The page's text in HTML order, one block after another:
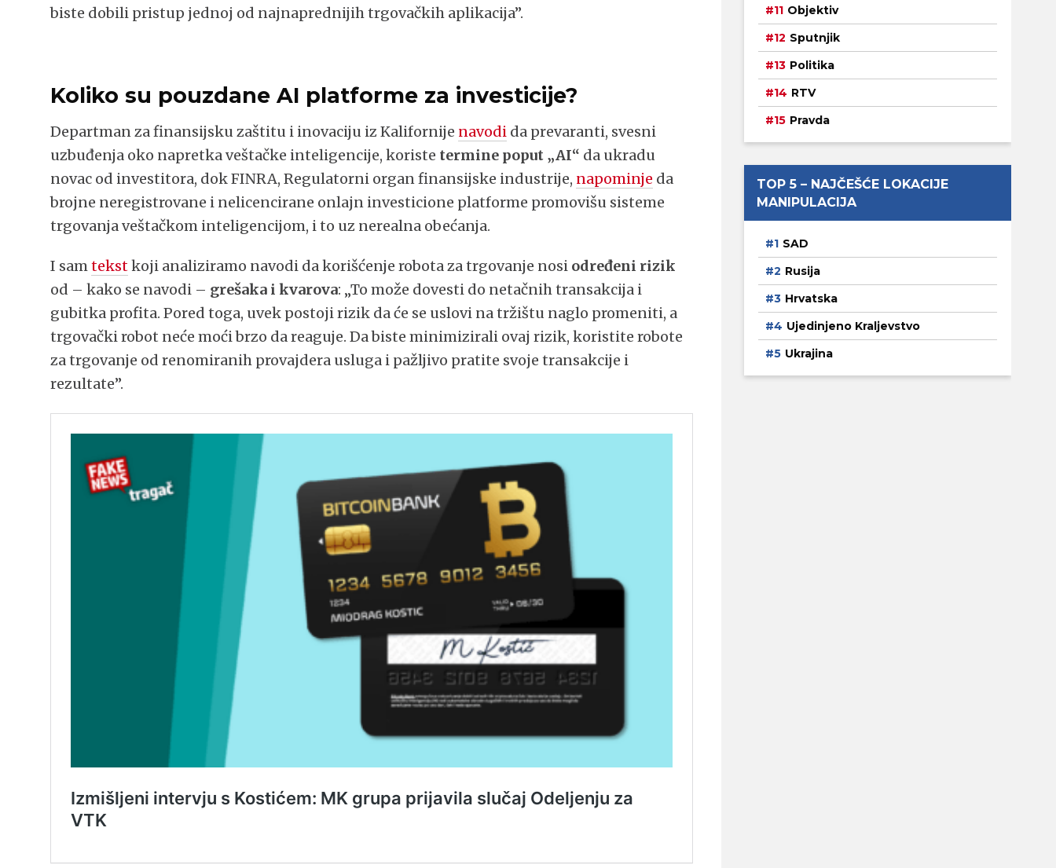
biste dobili pristup jednoj od najnaprednijih trgovačkih aplikacija”.
Koliko su pouzdane AI platforme za investicije?
Departman za finansijsku zaštitu i inovaciju iz Kalifornije navodi da prevaranti, svesni
uzbuđenja oko napretka veštačke inteligencije, koriste termine poput „AI“ da ukradu
novac od investitora, dok FINRA, Regulatorni organ finansijske industrije, napominje da
brojne neregistrovane i nelicencirane onlajn investicione platforme promovišu sisteme
trgovanja veštačkom inteligencijom, i to uz nerealna obećanja.
I samtekstkoji analiziramo navodi da korišćenje robota za trgovanje nosi određeni rizik
od – kako se navodi – grešaka i kvarova: „To može dovesti do netačnih transakcija i
gubitka profita. Pored toga, uvek postoji rizik da će se uslovi na tržištu naglo promeniti, a
trgovački robot neće moći brzo da reaguje. Da biste minimizirali ovaj rizik, koristite robote
za trgovanje od renomiranih provajdera usluga i pažljivo pratite svoje transakcije i
rezultate”.
Objektiv
Sputnjik
Politika
RTV
Pravda
TOP 5 – NAJČEŠĆE LOKACIJE
MANIPULACIJA
SAD
Rusija
Hrvatska
Ujedinjeno Kraljevstvo
Ukrajina